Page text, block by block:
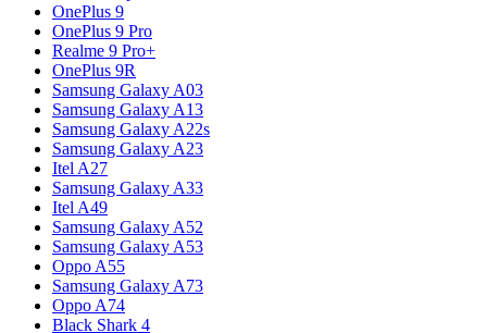
OnePlus 9
OnePlus 9 Pro
Realme 9 Pro+
OnePlus 9R
Samsung Galaxy A03
Samsung Galaxy A13
Samsung Galaxy A22s
Samsung Galaxy A23
Itel A27
Samsung Galaxy A33
Itel A49
Samsung Galaxy A52
Samsung Galaxy A53
Oppo A55
Samsung Galaxy A73
Oppo A74
Black Shark 4